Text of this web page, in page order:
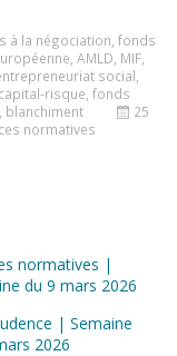
à la négociation fonds
AMLD MIF
social
risque fonds
blanchiment
25
normatives
normatives |
du 9 mars 2026
| Semaine
2026